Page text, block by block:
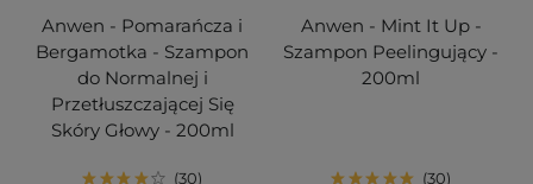
Anwen - Pomarańcza i
Bergamotka - Szampon
do Normalnej i
Przetłuszczającej Się
Skóry Głowy - 200ml
30
Anwen - Mint It Up -
Szampon Peelingujący -
200ml
30